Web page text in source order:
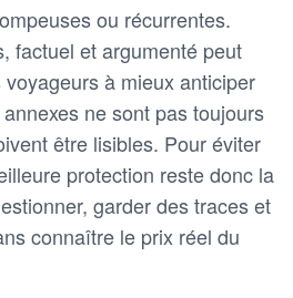
ou récurrentes.
factuel et argumenté peut
à mieux anticiper
ne sont pas toujours
être lisibles. Pour éviter
protection reste donc la
garder des traces et
connaître le prix réel du